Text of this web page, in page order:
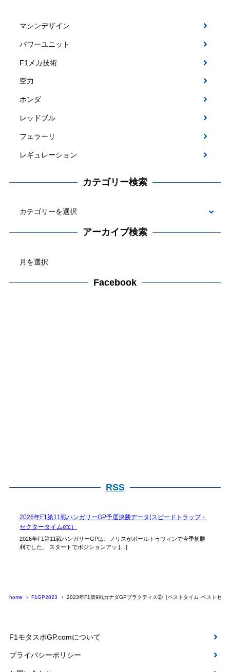
マシンデザイン
パワーユニット
F1メカ技術
空力
ホンダ
レッドブル
フェラーリ
レギュレーション
カテゴリー検索
テ
検
アーカイブ検索
カ
Facebook
RSS
2026年F1第11戦ハンガリーGP予選決勝データ(スピードトラップ・
セクタータイムetc）
2026年F1第11戦ハンガリーGPは、ノリスがポールトゥウィンで今季初勝
利でした。 スタートでポジションアッ […]
home F1GP2023 2023年F1第9戦カナダGPプラクティス②［ベストタイム･ベストセク
F1モタスポGP.comについて
プライバシーポリシー